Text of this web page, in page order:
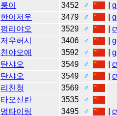
룽이 3452 ♂ |
한이저우 3479 ♂ |
펑리야오 3529 ♂ |
저우허시 3406 ♂ |
천야오예 3592 ♂ |
탄샤오 3549 ♂ |
탄샤오 3549 ♂ |
리친청 3569
♂
타오신란 3535
♂
멍타이링 3495 ♂ |